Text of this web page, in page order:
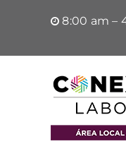
8:00 am